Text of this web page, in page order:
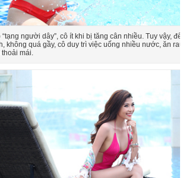
người dây”, cô ít khi bị tăng cân nhiều. Tuy vậy, để
không quá gầy, cô duy trì việc uống nhiều nước, ăn rau
mái.